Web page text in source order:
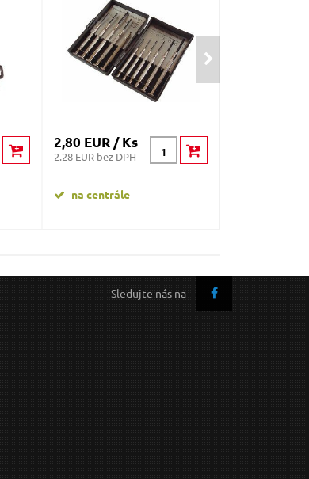
2,80 EUR / Ks
2.28 EUR bez DPH
na centrále
Sledujte nás na